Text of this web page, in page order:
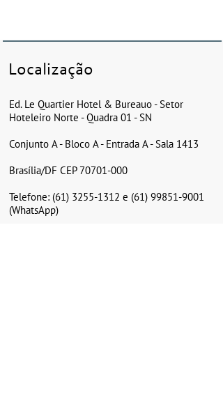
Ed. Le Quartier Hotel & Bureauo -Setor
Hoteleiro Norte - Quadra 01 - SN
Conjunto A - Bloco A - Entrada A - Sala 1413
Brasília/DF CEP 70701-000
Telefone: (61) 3255-1312 e (61) 99851-9001
(WhatsApp)
Localização